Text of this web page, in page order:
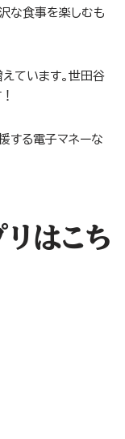
な食事を楽しむも
ています。世田谷
する電子マネーな
はこち